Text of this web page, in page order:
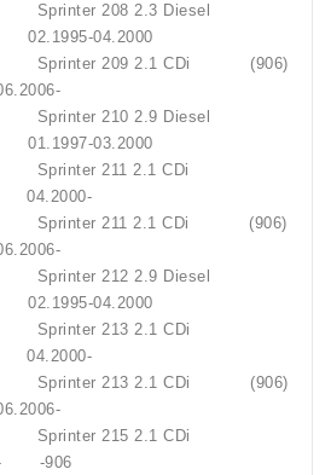
Sprinter 208 2.3 Diesel
02.1995-04.2000
Sprinter 209 2.1 CDi (906)
Sprinter 210 2.9 Diesel
01.1997-03.2000
Sprinter 211 2.1 CDi
04.2000-
Sprinter 211 2.1 CDi (906)
Sprinter 212 2.9 Diesel
02.1995-04.2000
Sprinter 213 2.1 CDi
04.2000-
Sprinter 213 2.1 CDi (906)
Sprinter 215 2.1 CDi
-906